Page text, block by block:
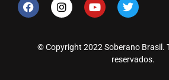
© Copyright 2022 Soberano Brasil.
reservados.